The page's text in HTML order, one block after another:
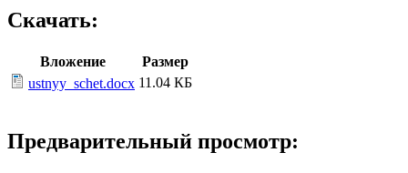
Скачать:
Вложение
Размер
ustnyy_schet.docx 11.04 КБ
Предварительный просмотр: